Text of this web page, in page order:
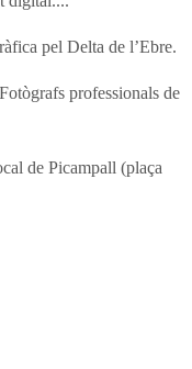
pel Delta de l’Ebre.
professionals de
de Picampall (plaça